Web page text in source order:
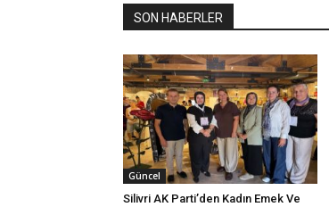
SON HABERLER
Güncel
Silivri AK Parti’den Kadın Emek Ve